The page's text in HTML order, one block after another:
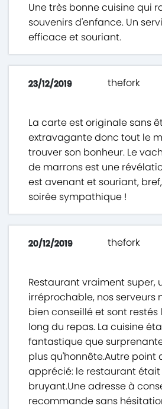
Une très bonne cuisine qui
souvenirs d'enfance. Un
efficace et souriant.
23/12/2019 thefork
La carte est originale sans
extravagante donc tout le
trouver son bonheur. Le
de marrons est une
est avenant et souriant,
soirée sympathique !
20/12/2019 thefork
Restaurant vraiment super,
irréprochable, nos serveurs
bien conseillé et sont
long du repas. La cuisine
fantastique que
plus qu'honnête.Autre point
apprécié: le restaurant
bruyant.Une adresse à
recommande sans